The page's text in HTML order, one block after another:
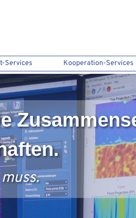
Services Kooperation-Services